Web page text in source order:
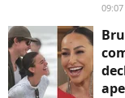
09:07